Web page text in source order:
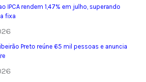
IPCA rendem 1,47% em julho, superando
fixa
Preto reúne 65 mil pessoas e anuncia